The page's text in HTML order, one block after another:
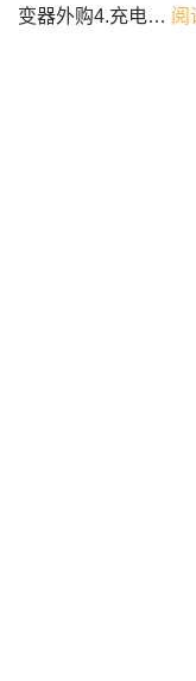
变器外购4.充电… 阅